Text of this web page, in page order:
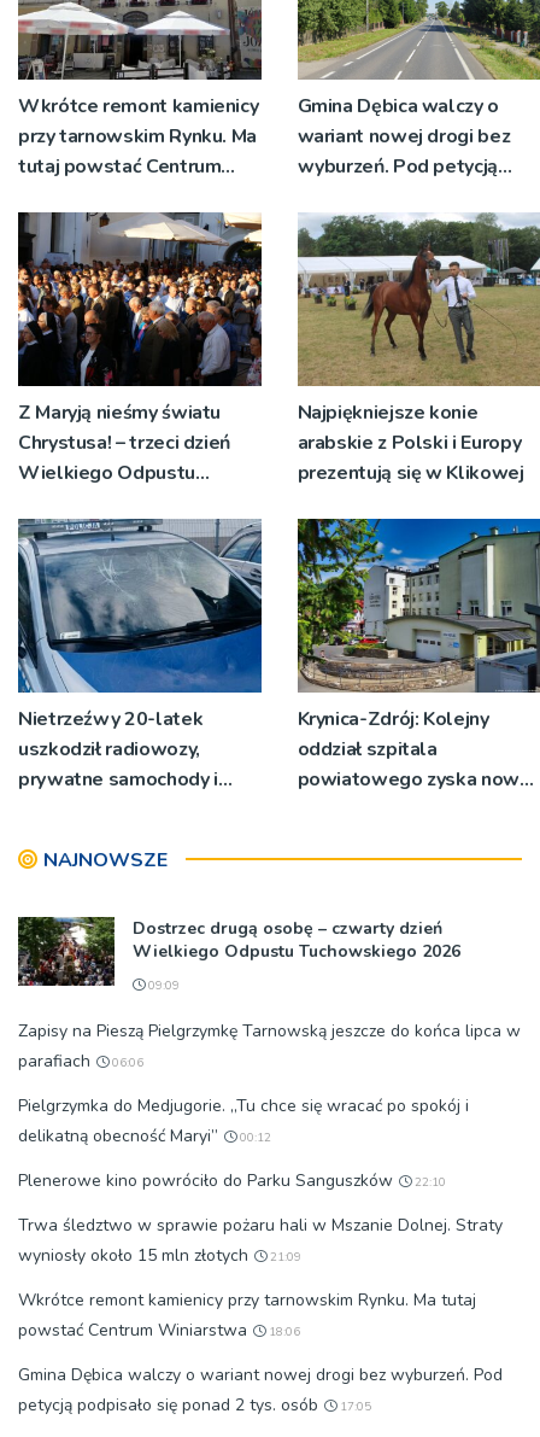
Wkrótce remont kamienicy
przy tarnowskim Rynku. Ma
tutaj powstać Centrum
Gmina Dębica walczy o
wariant nowej drogi bez
wyburzeń. Pod petycją
osób
Z Maryją nieśmy światu
Chrystusa! – trzeci dzień
Wielkiego Odpustu
Najpiękniejsze konie
arabskie z Polski i Europy
prezentują się w Klikowej
Nietrzeźwy 20-latek
uszkodził radiowozy,
prywatne samochody i
Krynica-Zdrój: Kolejny
oddział szpitala
powiatowego zyska nowy
NAJNOWSZE
Dostrzec drugą osobę – czwarty dzień
Wielkiego Odpustu Tuchowskiego 2026
09:09
Zapisy na Pieszą Pielgrzymkę Tarnowską jeszcze do końca lipca w
parafiach
06:06
Pielgrzymka do Medjugorie. „Tu chce się wracać po spokój i
delikatną obecność Maryi”
00:12
Plenerowe kino powróciło do Parku Sanguszków 22:10
Trwa śledztwo w sprawie pożaru hali w Mszanie Dolnej. Straty
wyniosły około 15 mln złotych
21:09
Wkrótce remont kamienicy przy tarnowskim Rynku. Ma tutaj
powstać Centrum Winiarstwa
18:06
Gmina Dębica walczy o wariant nowej drogi bez wyburzeń. Pod
petycją podpisało się ponad 2 tys. osób
17:05